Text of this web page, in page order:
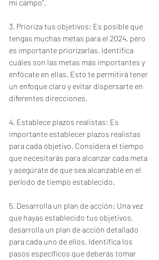
mi campo".
3. Prioriza tus objetivos: Es posible que
tengas muchas metas para el 2024, pero
es importante priorizarlas. Identifica
cuáles son las metas más importantes y
enfócate en ellas. Esto te permitirá tener
un enfoque claro y evitar dispersarte en
diferentes direcciones.
4. Establece plazos realistas: Es
importante establecer plazos realistas
para cada objetivo. Considera el tiempo
que necesitarás para alcanzar cada meta
y asegúrate de que sea alcanzable en el
período de tiempo establecido.
5. Desarrolla un plan de acción: Una vez
que hayas establecido tus objetivos,
desarrolla un plan de acción detallado
para cada uno de ellos. Identifica los
pasos específicos que deberás tomar